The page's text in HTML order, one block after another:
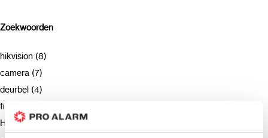
Zoekwoorden
hikvision (8)
camera (7)
deurbel (4)
firmware (3)
Hikvision (3)